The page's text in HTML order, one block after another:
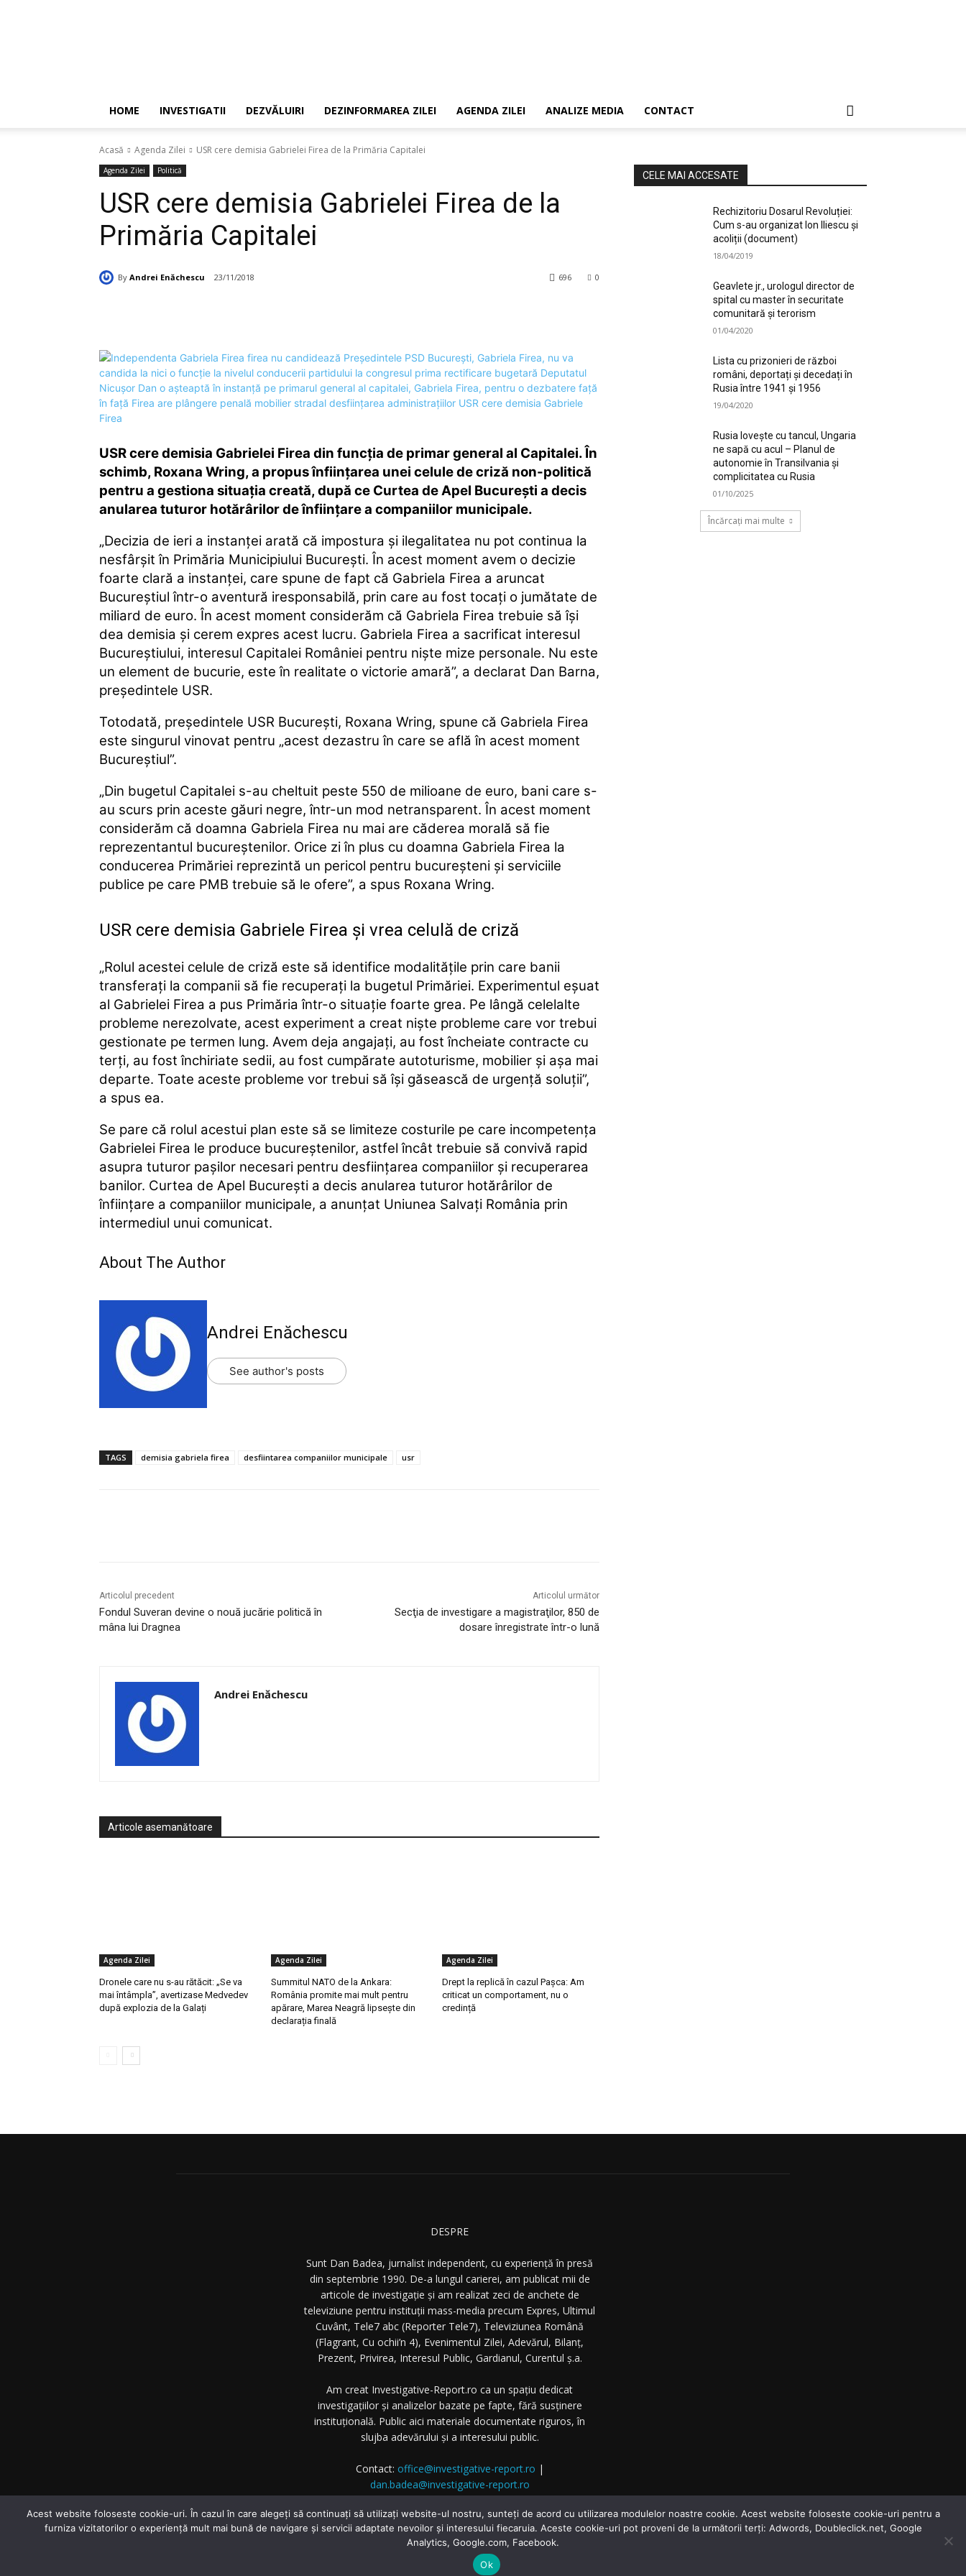
HOME INVESTIGATII DEZVĂLUIRI DEZINFORMAREA ZILEI AGENDA ZILEI ANALIZE MEDIA CONTACT
Acasă Agenda Zilei USR cere demisia Gabrielei Firea de la Primăria Capitalei
Agenda Zilei Politică
USR cere demisia Gabrielei Firea de la
Primăria Capitalei
By Andrei Enăchescu 23/11/2018 0
696
USR cere demisia Gabrielei Firea din funcția de primar general al Capitalei. În
schimb, Roxana Wring, a propus înfiinţarea unei celule de criză non-politică
pentru a gestiona situaţia creată, după ce Curtea de Apel Bucureşti a decis
anularea tuturor hotărârilor de înfiinţare a companiilor municipale.
„Decizia de ieri a instanţei arată că impostura şi ilegalitatea nu pot continua la
nesfârşit în Primăria Municipiului Bucureşti. În acest moment avem o decizie
foarte clară a instanţei, care spune de fapt că Gabriela Firea a aruncat
Bucureştiul într-o aventură iresponsabilă, prin care au fost tocaţi o jumătate de
miliard de euro. În acest moment considerăm că Gabriela Firea trebuie să îşi
dea demisia şi cerem expres acest lucru. Gabriela Firea a sacrificat interesul
Bucureştiului, interesul Capitalei României pentru nişte mize personale. Nu este
un element de bucurie, este în realitate o victorie amară”, a declarat Dan Barna,
președintele USR.
Totodată, președintele USR București, Roxana Wring, spune că Gabriela Firea
este singurul vinovat pentru „acest dezastru în care se află în acest moment
Bucureştiul”.
„Din bugetul Capitalei s-au cheltuit peste 550 de milioane de euro, bani care s-
au scurs prin aceste găuri negre, într-un mod netransparent. În acest moment
considerăm că doamna Gabriela Firea nu mai are căderea morală să fie
reprezentantul bucureştenilor. Orice zi în plus cu doamna Gabriela Firea la
conducerea Primăriei reprezintă un pericol pentru bucureşteni şi serviciile
publice pe care PMB trebuie să le ofere”, a spus Roxana Wring.
USR cere demisia Gabriele Firea și vrea celulă de criză
„Rolul acestei celule de criză este să identifice modalităţile prin care banii
transferaţi la companii să fie recuperaţi la bugetul Primăriei. Experimentul eşuat
al Gabrielei Firea a pus Primăria într-o situaţie foarte grea. Pe lângă celelalte
probleme nerezolvate, acest experiment a creat nişte probleme care vor trebui
gestionate pe termen lung. Avem deja angajaţi, au fost încheiate contracte cu
terţi, au fost închiriate sedii, au fost cumpărate autoturisme, mobilier şi aşa mai
departe. Toate aceste probleme vor trebui să îşi găsească de urgenţă soluţii”,
a spus ea.
Se pare că rolul acestui plan este să se limiteze costurile pe care incompetenţa
Gabrielei Firea le produce bucureştenilor, astfel încât trebuie să convivă rapid
asupra tuturor paşilor necesari pentru desfiinţarea companiilor şi recuperarea
banilor. Curtea de Apel Bucureşti a decis anularea tuturor hotărârilor de
înfiinţare a companiilor municipale, a anunţat Uniunea Salvaţi România prin
intermediul unui comunicat.
About The Author
Andrei Enăchescu
See author's posts
TAGS demisia gabriela firea desfiintarea companiilor municipale usr
Articolul precedent
Fondul Suveran devine o nouă jucărie politică în
mâna lui Dragnea
Articolul următor
Secţia de investigare a magistraţilor, 850 de
dosare înregistrate într-o lună
Andrei Enăchescu
Articole asemanătoare
Agenda Zilei
Dronele care nu s-au rătăcit: „Se va
mai întâmpla”, avertizase Medvedev
după explozia de la Galați
Agenda Zilei
Summitul NATO de la Ankara:
România promite mai mult pentru
apărare, Marea Neagră lipsește din
declarația finală
Agenda Zilei
Drept la replică în cazul Pașca: Am
criticat un comportament, nu o
credință
CELE MAI ACCESATE
Rechizitoriu Dosarul Revoluției:
Cum s-au organizat Ion Iliescu și
acoliții (document)
18/04/2019
Geavlete jr., urologul director de
spital cu master în securitate
comunitară și terorism
01/04/2020
Lista cu prizonieri de război
români, deportați și decedați în
Rusia între 1941 și 1956
19/04/2020
Rusia lovește cu tancul, Ungaria
ne sapă cu acul – Planul de
autonomie în Transilvania și
complicitatea cu Rusia
01/10/2025
Încărcați mai multe
DESPRE
Sunt Dan Badea, jurnalist independent, cu experiență în presă
din septembrie 1990. De-a lungul carierei, am publicat mii de
articole de investigație și am realizat zeci de anchete de
televiziune pentru instituții mass-media precum Expres, Ultimul
Cuvânt, Tele7 abc (Reporter Tele7), Televiziunea Română
(Flagrant, Cu ochii’n 4), Evenimentul Zilei, Adevărul, Bilanț,
Prezent, Privirea, Interesul Public, Gardianul, Curentul ș.a.
Am creat Investigative-Report.ro ca un spațiu dedicat
investigațiilor și analizelor bazate pe fapte, fără susținere
instituțională. Public aici materiale documentate riguros, în
slujba adevărului și a interesului public.
Contact: office@investigative-report.ro |
dan.badea@investigative-report.ro
© 2025 Investigative-Report.ro. Toate drepturile rezervate.
Acest website foloseste cookie-uri. În cazul în care alegeți să continuați să utilizați website-ul nostru, sunteți de acord cu utilizarea modulelor noastre cookie. Acest website foloseste cookie-uri pentru a
furniza vizitatorilor o experiență mult mai bună de navigare și servicii adaptate nevoilor și interesului fiecaruia. Aceste cookie-uri pot proveni de la următorii terți: Adwords, Doubleclick.net, Google
Analytics, Google.com, Facebook.
Ok